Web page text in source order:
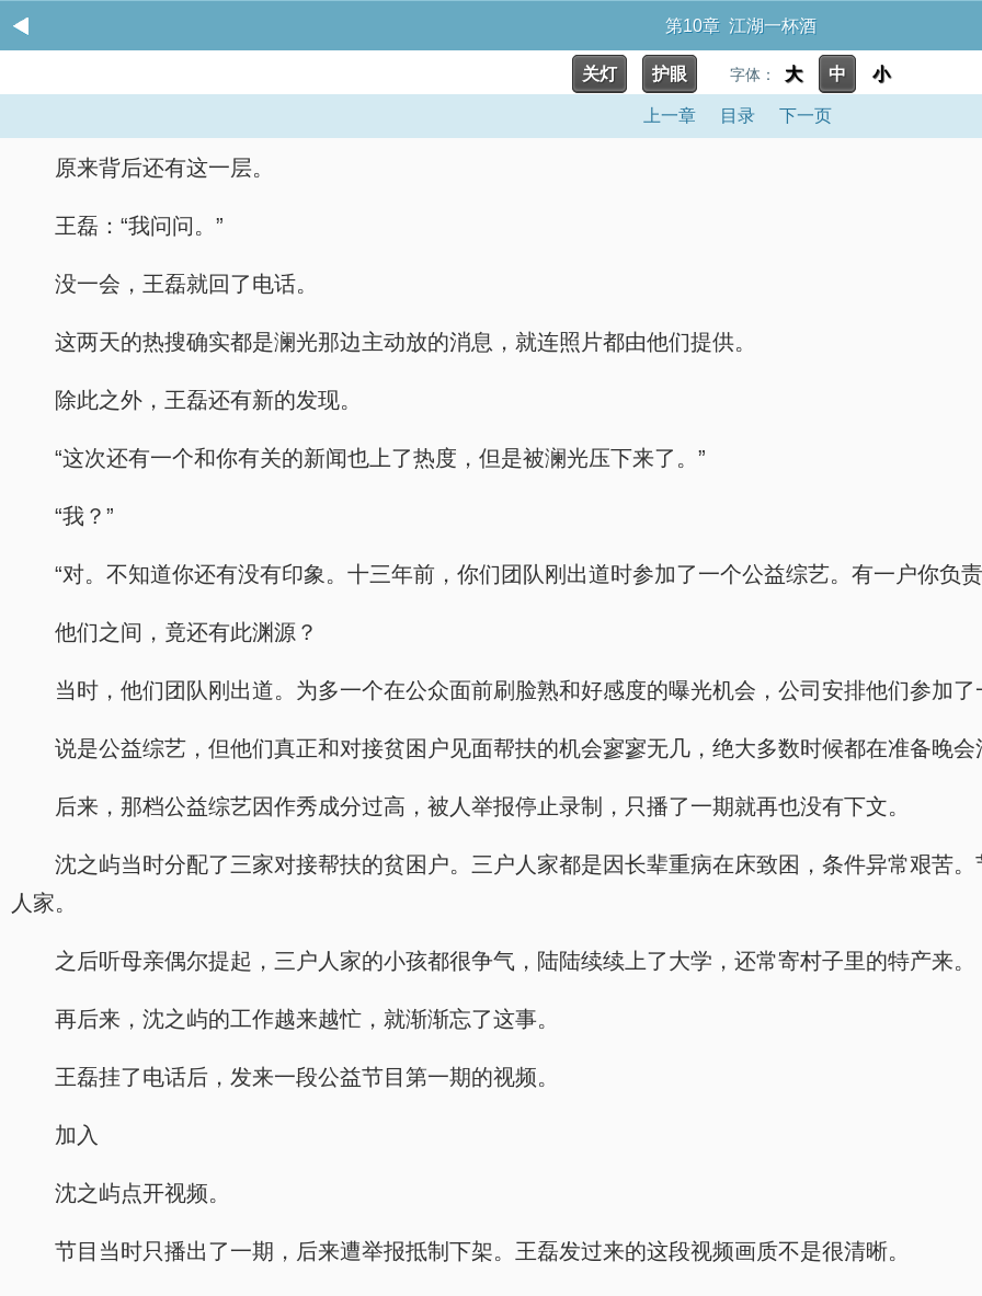
第10章 江湖一杯酒
关灯 护眼 字体： 大 中 小
上一章 目录 下一页
原来背后还有这一层。
王磊：“我问问。”
没一会，王磊就回了电话。
这两天的热搜确实都是澜光那边主动放的消息，就连照片都由他们提供。
除此之外，王磊还有新的发现。
“这次还有一个和你有关的新闻也上了热度，但是被澜光压下来了。”
“我？”
“对。不知道你还有没有印象。十三年前，你们团队刚出道时参加了一个公益综艺。有一户你负
他们之间，竟还有此渊源？
当时，他们团队刚出道。为多一个在公众面前刷脸熟和好感度的曝光机会，公司安排他们参加了
说是公益综艺，但他们真正和对接贫困户见面帮扶的机会寥寥无几，绝大多数时候都在准备晚会
后来，那档公益综艺因作秀成分过高，被人举报停止录制，只播了一期就再也没有下文。
沈之屿当时分配了三家对接帮扶的贫困户。三户人家都是因长辈重病在床致困，条件异常艰苦
人家。
之后听母亲偶尔提起，三户人家的小孩都很争气，陆陆续续上了大学，还常寄村子里的特产来。
再后来，沈之屿的工作越来越忙，就渐渐忘了这事。
王磊挂了电话后，发来一段公益节目第一期的视频。
加入
沈之屿点开视频。
节目当时只播出了一期，后来遭举报抵制下架。王磊发过来的这段视频画质不是很清晰。